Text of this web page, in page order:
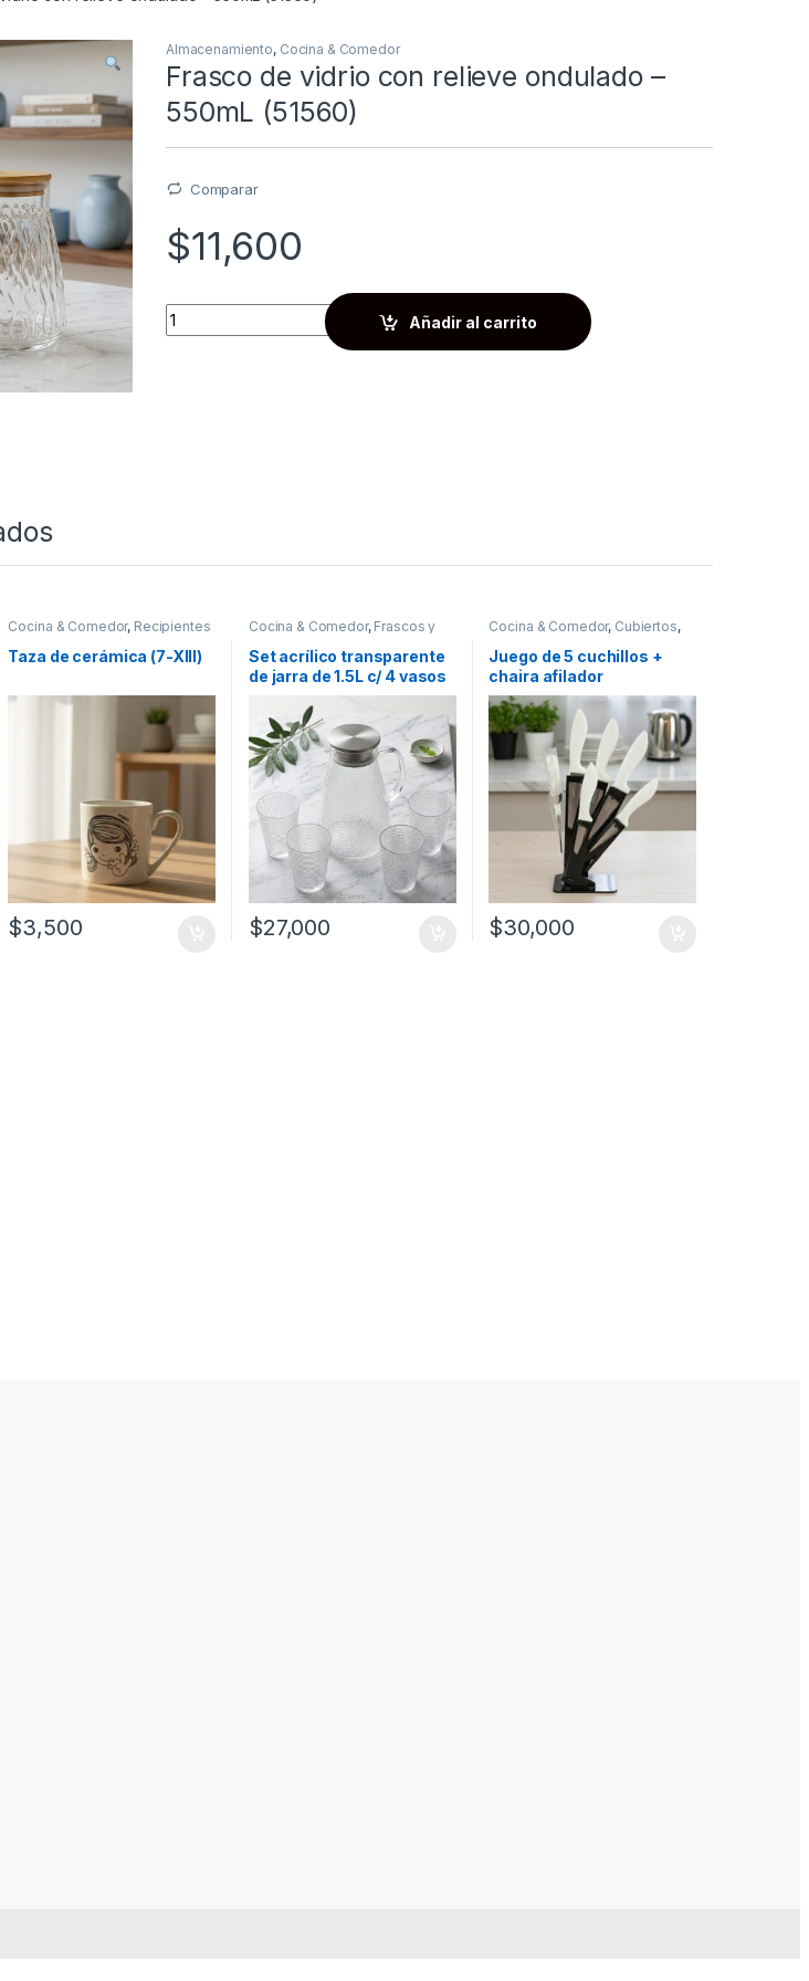
Almacenamiento, Cocina & Comedor
Frasco de vidrio con relieve ondulado –
550mL (51560)
Comparar
$11,600
Quantity
Añadir al carrito
Cocina & Comedor, Recipientes
para bebidas y líquidos
,
Taza de cerámica (7-XIII)
$3,500
Cocina & Comedor, Frascos y
Recipientes para
bebidas y líquidos,Vasos
Set acrílico transparente
de jarra de 1.5L c/ 4 vasos
$27,000
Cocina & Comedor, Cubiertos,
Juego de 5 cuchillos +
chaira afilador
$30,000